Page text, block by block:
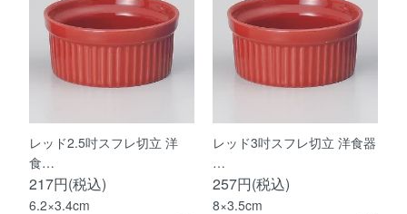
レッド2.5吋スフレ切立 洋
食…
217円(税込)
6.2×3.4cm
レッド3吋スフレ切立 洋食器
…
257円(税込)
8×3.5cm